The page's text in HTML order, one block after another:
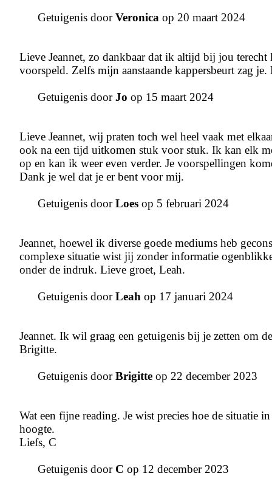
Getuigenis doorVeronica op 20 maart 2024
Lieve Jeannet, zo dankbaar dat ik altijd bij jou
voorspeld. Zelfs mijn aanstaande kappersbeurt zag
Getuigenis doorJo op 15 maart 2024
Lieve Jeannet, wij praten toch wel heel vaak met
ook na een tijd uitkomen stuk voor stuk. Ik kan elk
op en kan ik weer even verder. Je voorspellingen
Dank je wel dat je er bent voor mij.
Getuigenis doorLoes op 5 februari 2024
Jeannet, hoewel ik diverse goede mediums heb
complexe situatie wist jij zonder informatie
onder de indruk. Lieve groet, Leah.
Getuigenis doorLeah op 17 januari 2024
Jeannet. Ik wil graag een getuigenis bij je zetten om
Brigitte.
Getuigenis doorBrigitte op 22 december 2023
Wat een fijne reading. Je wist precies hoe de situatie
hoogte.
Liefs, C
Getuigenis door C op 12 december 2023